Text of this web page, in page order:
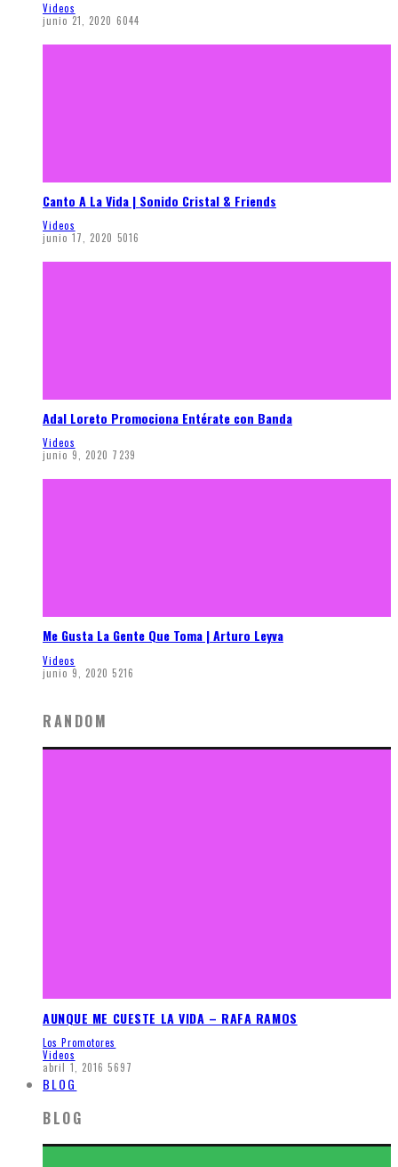
Videos
junio 21, 2020 6044
Canto A La Vida | Sonido Cristal & Friends
Videos
junio 17, 2020 5016
Adal Loreto Promociona Entérate con Banda
Videos
junio 9, 2020 7239
Me Gusta La Gente Que Toma | Arturo Leyva
Videos
junio 9, 2020 5216
RANDOM
AUNQUE ME CUESTE LA VIDA – RAFA RAMOS
Los Promotores
Videos
abril 1, 2016 5697
BLOG
BLOG